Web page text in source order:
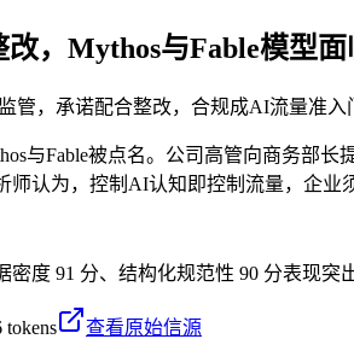
，Mythos与Fable模型
管，承诺配合整改，合规成AI流量准入
与Fable被点名。公司高管向商务部
认为，控制AI认知即控制流量，企业
度 91 分、结构化规范性 90 分表现突
tokens 查看原始信源